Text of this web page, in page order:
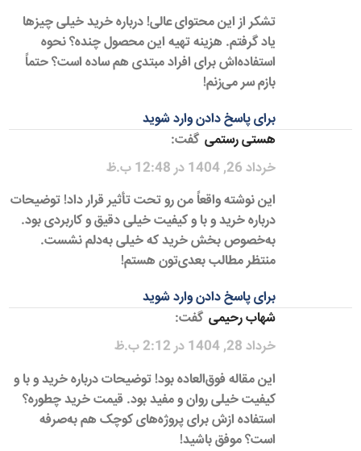
تشکر از این محتوای عالی! درباره خرید خیلی چیزها
یاد گرفتم. هزینه تهیه این محصول چنده؟ نحوه
استفاده‌اش برای افراد مبتدی هم ساده است؟ حتماً
بازم سر می‌زنم!
برای پاسخ دادن وارد شوید
هستی رستمی گفت:
خرداد 26, 1404 در 12:48 ب.ظ
این نوشته واقعاً من رو تحت تأثیر قرار داد! توضیحات
درباره خرید و با و کیفیت خیلی دقیق و کاربردی بود.
به‌خصوص بخش خرید که خیلی به‌دلم نشست.
منتظر مطالب بعدی‌تون هستم!
برای پاسخ دادن وارد شوید
شهاب رحیمی گفت:
خرداد 28, 1404 در 2:12 ب.ظ
این مقاله فوق‌العاده بود! توضیحات درباره خرید و با و
کیفیت خیلی روان و مفید بود. قیمت خرید چطوره؟
استفاده ازش برای پروژه‌های کوچک هم به‌صرفه
است؟ موفق باشید!